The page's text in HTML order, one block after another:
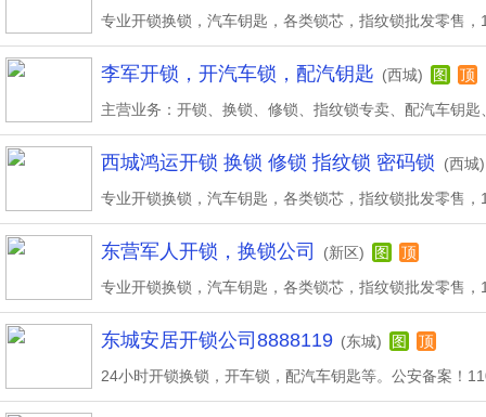
李军开锁，开汽车锁，配汽钥匙 (西城) 图 顶
西城鸿运开锁 换锁 修锁 指纹锁 密码锁 (西城)
东营军人开锁，换锁公司 (新区) 图 顶
东城安居开锁公司8888119 (东城) 图 顶